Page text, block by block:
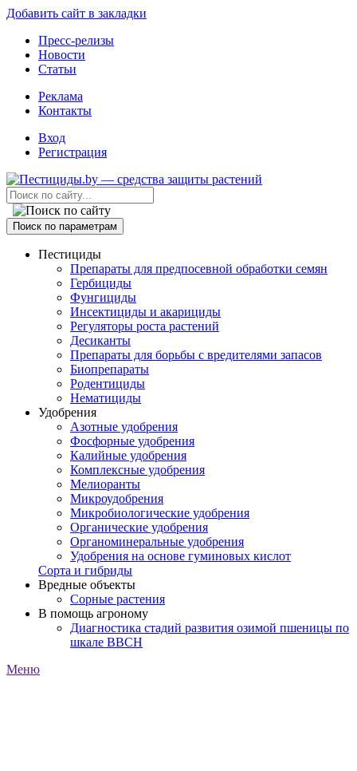
Добавить сайт в закладки
Пресс-релизы
Новости
Статьи
Реклама
Контакты
Вход
Регистрация
Поиск по параметрам
Пестициды
Препараты для предпосевной обработки семян
Гербициды
Фунгициды
Инсектициды и акарициды
Регуляторы роста растений
Десиканты
Препараты для борьбы с вредителями запасов
Биопрепараты
Родентициды
Нематициды
Удобрения
Азотные удобрения
Фосфорные удобрения
Калийные удобрения
Комплексные удобрения
Мелиоранты
Микроудобрения
Микробиологические удобрения
Органические удобрения
Органоминеральные удобрения
Удобрения на основе гуминовых кислот
Сорта и гибриды
Вредные объекты
Сорные растения
В помощь агроному
Диагностика стадий развития озимой пшеницы по
шкале ВВСН
Меню